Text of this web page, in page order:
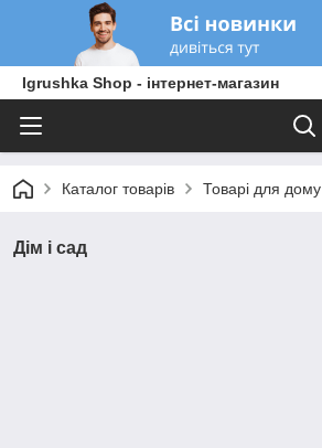
Igrushka Shop - інтернет-магазин
Каталог товарів Товарі для дому
Дім і сад